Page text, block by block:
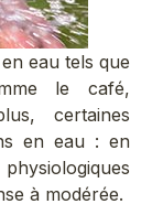
eau tels que
le café,
certaines
en eau : en
à modérée.